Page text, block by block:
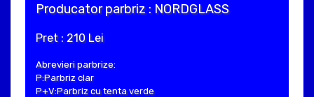
Producator parbriz : NORDGLASS
Pret : 210 Lei
Abrevieri parbrize:
P:Parbriz clar
P+V:Parbriz cu tenta verde